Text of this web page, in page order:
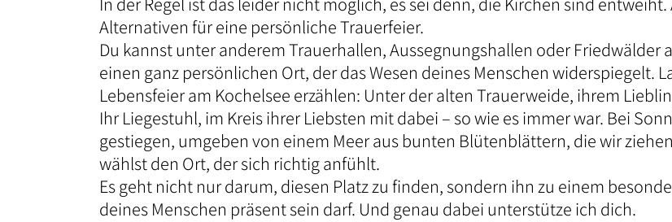
Alternativen für eine persönliche Trauerfeier.
Du kannst unter anderem Trauerhallen, Aussegnungshallen oder Friedwälder
einen ganz persönlichen Ort, der das Wesen deines Menschen widerspiegelt.
Lebensfeier am Kochelsee erzählen: Unter der alten Trauerweide, ihrem
Ihr Liegestuhl, im Kreis ihrer Liebsten mit dabei – so wie es immer war. Bei
gestiegen, umgeben von einem Meer aus bunten Blütenblättern, die wir
wählst den Ort, der sich richtig anfühlt.
Es geht nicht nur darum, diesen Platz zu finden, sondern ihn zu einem
deines Menschen präsent sein darf. Und genau dabei unterstütze ich dich.